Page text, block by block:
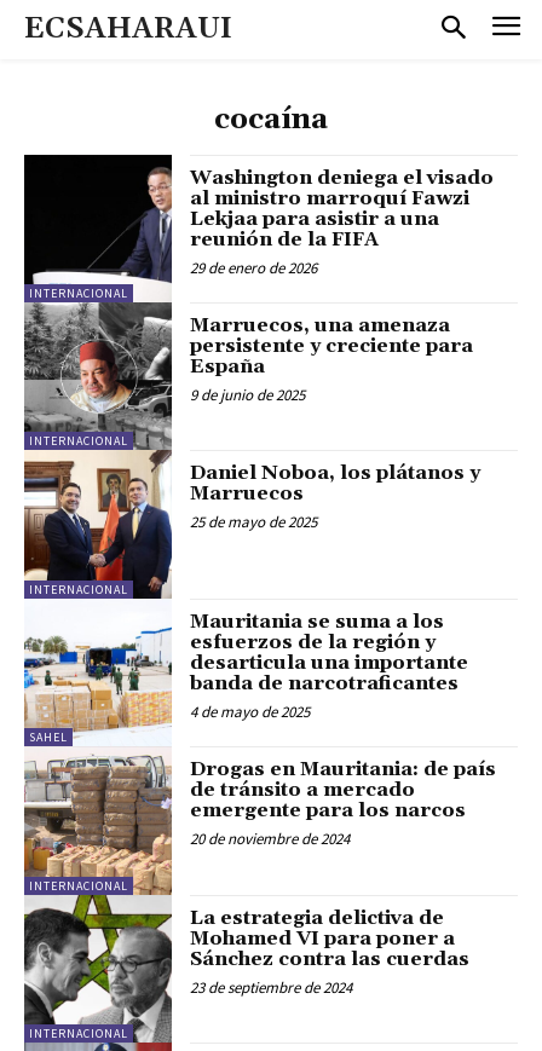
ECSAHARAUI
cocaína
INTERNACIONAL
Washington deniega el visado
al ministro marroquí Fawzi
Lekjaa para asistir a una
reunión de la FIFA
29 de enero de 2026
INTERNACIONAL
Marruecos, una amenaza
persistente y creciente para
España
9 de junio de 2025
INTERNACIONAL
Daniel Noboa, los plátanos y
Marruecos
25 de mayo de 2025
SAHEL
Mauritania se suma a los
esfuerzos de la región y
desarticula una importante
banda de narcotraficantes
4 de mayo de 2025
INTERNACIONAL
Drogas en Mauritania: de país
de tránsito a mercado
emergente para los narcos
20 de noviembre de 2024
INTERNACIONAL
La estrategia delictiva de
Mohamed VI para poner a
Sánchez contra las cuerdas
23 de septiembre de 2024